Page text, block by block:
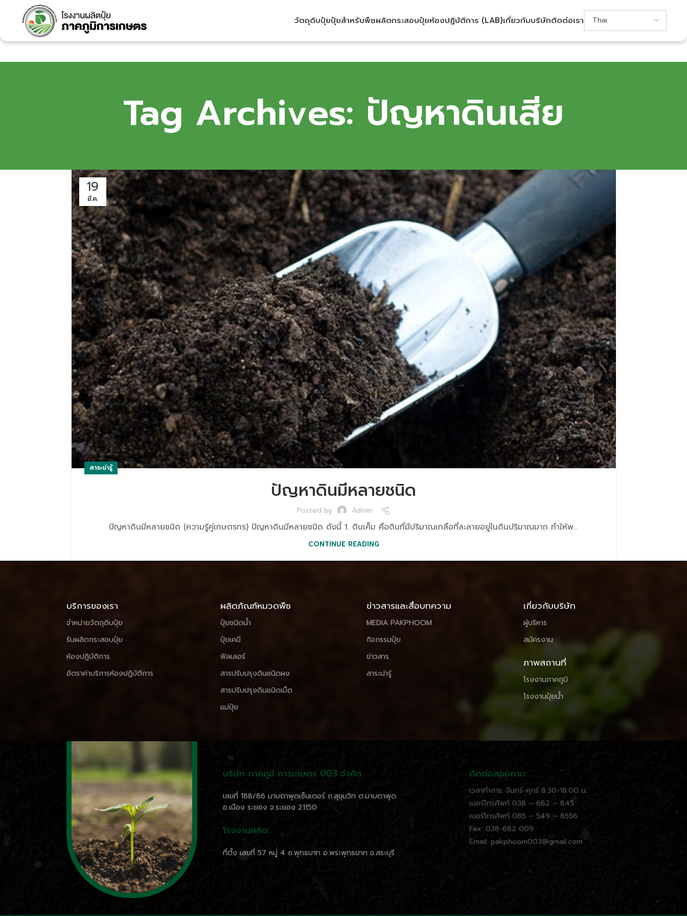
วัตถุดิบปุ๋ยปุ๋ยสำหรับพืชผลิตกระสอบปุ๋ยห้องปฏิบัติการ (LAB)เกี่ยวกับบริษัทติดต่อเรา
Tag Archives: ปัญหาดินเสีย
19
มี.ค.
สาระน่ารู้
ปัญหาดินมีหลายชนิด
Posted by Admin
ปัญหาดินมีหลายชนิด (ความรู้คู่เกษตรกร) ปัญหาดินมีหลายชนิด ดังนี้ 1. ดินเค็ม คือดินที่มีปริมาณเกลือที่ละลายอยู่ในดินปริมาณมาก ทำให้พ...
CONTINUE READING
บริการของเรา
จำหน่ายวัตถุดิบปุ๋ย
รับผลิตกระสอบปุ๋ย
ห้องปฏิบัติการ
อัตราค่าบริการห้องปฏิบัติการ
ผลิตภัณฑ์หมวดพืช
ปุ๋ยชนิดน้ำ
ปุ๋ยเคมี
ฟิลเลอร์
สารปรับปรุงดินชนิดผง
สารปรับปรุงดินชนิดเม็ด
แม่ปุ๋ย
ข่าวสารและสื่อบทความ
MEDIA PAKPHOOM
กิจกรรมปุ๋ย
ข่าวสาร
สาระน่ารู้
เกี่ยวกับบริษัท
ผู้บริหาร
สมัครงาน
ภาพสถานที่
โรงงานภาคภูมิ
โรงงานปุ๋ยน้ำ
บริษัท ภาคภูมิ การเกษตร 003 จำกัด
เลขที่ 188/86 มาบตาพุดเซ็นเตอร์ ถ.สุขุมวิท ต.มาบตาพุด
อ.เมือง ระยอง จ.ระยอง 21150
โรงงานผลิต
ที่ตั้ง เลขที่ 57 หมู่ 4 ถ.พุทธบาท อ.พระพุทธบาท จ.สระบุรี
ติดต่อสอบถาม
เวลาทำการ: จันทร์-ศุกร์ 8:30-18:00 น.
เบอร์โทรศัพท์ 038 – 682 – 845
เบอร์โทรศัพท์ 085 – 549 – 8556
Fax: 038-682 009
Email: pakphoom003@gmail.com